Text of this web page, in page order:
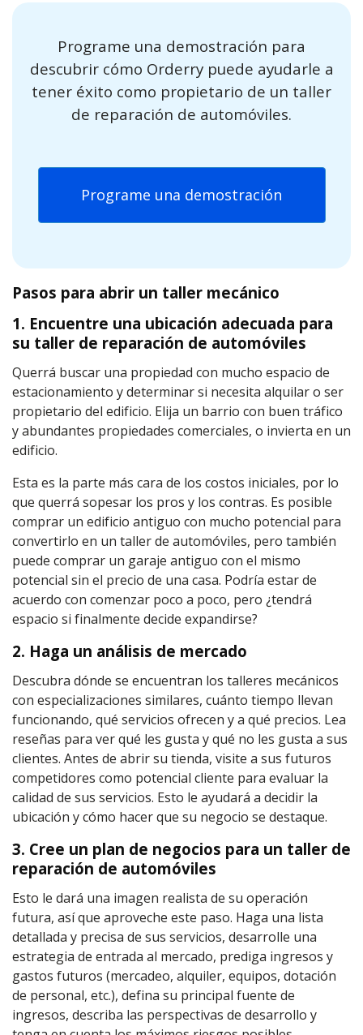
Programe una demostración para
descubrir cómo Orderry puede ayudarle a
tener éxito como propietario de un taller
de reparación de automóviles.
Programe una demostración
Pasos para abrir un taller mecánico
1. Encuentre una ubicación adecuada para
su taller de reparación de automóviles
Querrá buscar una propiedad con mucho espacio de
estacionamiento y determinar si necesita alquilar o ser
propietario del edificio. Elija un barrio con buen tráfico
y abundantes propiedades comerciales, o invierta en un
edificio.
Esta es la parte más cara de los costos iniciales, por lo
que querrá sopesar los pros y los contras. Es posible
comprar un edificio antiguo con mucho potencial para
convertirlo en un taller de automóviles, pero también
puede comprar un garaje antiguo con el mismo
potencial sin el precio de una casa. Podría estar de
acuerdo con comenzar poco a poco, pero ¿tendrá
espacio si finalmente decide expandirse?
2. Haga un análisis de mercado
Descubra dónde se encuentran los talleres mecánicos
con especializaciones similares, cuánto tiempo llevan
funcionando, qué servicios ofrecen y a qué precios. Lea
reseñas para ver qué les gusta y qué no les gusta a sus
clientes. Antes de abrir su tienda, visite a sus futuros
competidores como potencial cliente para evaluar la
calidad de sus servicios. Esto le ayudará a decidir la
ubicación y cómo hacer que su negocio se destaque.
3. Cree un plan de negocios para un taller de
reparación de automóviles
Esto le dará una imagen realista de su operación
futura, así que aproveche este paso. Haga una lista
detallada y precisa de sus servicios, desarrolle una
estrategia de entrada al mercado, prediga ingresos y
gastos futuros (mercadeo, alquiler, equipos, dotación
de personal, etc.), defina su principal fuente de
ingresos, describa las perspectivas de desarrollo y